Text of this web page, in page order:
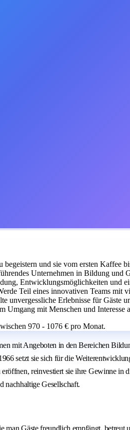
begeistern und sie vom ersten Kaffee
Unternehmen in Bildung und
Entwicklungsmöglichkeiten und
Teil eines innovativen Teams mit
unvergessliche Erlebnisse für Gäste
Umgang mit Menschen und Interesse
970 - 1076 € pro Monat.
mit Angeboten in den Bereichen
setzt sie sich für die
reinvestiert sie ihre Gewinne
nachhaltige Gesellschaft.